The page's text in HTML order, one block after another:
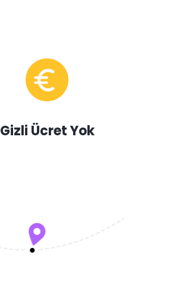
Gizli Ücret Yok